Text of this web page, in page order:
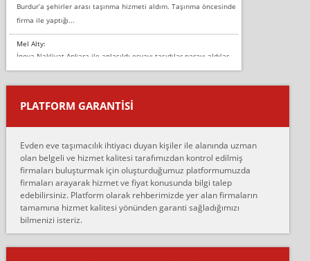
Burdur’a şehirler arası taşınma hizmeti aldım. Taşınma öncesinde
firma ile yaptığı...
Mel Alty:
İnova Nakliyat Ankara ile anlaşıldı eşyayı taşıdılar parayı aldılar.
Salon duvarına bir baktım birisi boydan alüminyum renkli bantı
yapıştırm...
Murat:
çalıştıklarını, müş...
Ahmet:
Lüleburgaz güngünes evden eve naklyat eşyalarımı taşımak için
anlaştık sabah eve geldiklerinde de eşyalarımı düzgün şekilde
sarcaz demelerine r...
mehmet güldü:
Ankara ALİCANLAR NAKLİYAT Tutarsız ve ticari ahlak problemleri
PLATFORM GARANTİSİ
Evden eve taşımacılık ihtiyacı duyan kişiler ile alanında uzman
olan belgeli ve hizmet kalitesi tarafımızdan kontrol edilmiş
firmaları buluşturmak için oluşturduğumuz platformumuzda
firmaları arayarak hizmet ve fiyat konusunda bilgi talep
edebilirsiniz. Platform olarak rehberimizde yer alan firmaların
tamamına hizmet kalitesi yönünden garanti sağladığımızı
bilmenizi isteriz.